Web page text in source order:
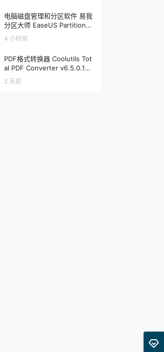
电脑磁盘管理和分区软件 易我
分区大师 EaseUS Partition
Master v20.5.0 + WinPE |
软件个锤子 | R1456
4 小时前
PDF格式转换器 Coolutils Tot
al PDF Converter v6.5.0.191
| 软件个锤子 | R1912
2 天前